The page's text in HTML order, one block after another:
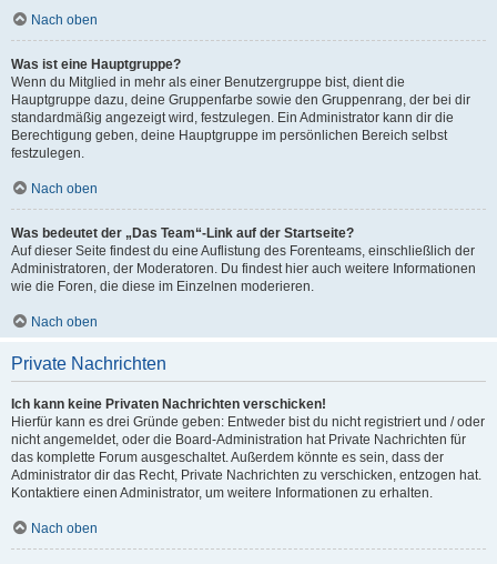
Nach oben
Was ist eine Hauptgruppe?
Wenn du Mitglied in mehr als einer Benutzergruppe bist, dient die
Hauptgruppe dazu, deine Gruppenfarbe sowie den Gruppenrang, der bei dir
standardmäßig angezeigt wird, festzulegen. Ein Administrator kann dir die
Berechtigung geben, deine Hauptgruppe im persönlichen Bereich selbst
festzulegen.
Nach oben
Was bedeutet der „Das Team“-Link auf der Startseite?
Auf dieser Seite findest du eine Auflistung des Forenteams, einschließlich der
Administratoren, der Moderatoren. Du findest hier auch weitere Informationen
wie die Foren, die diese im Einzelnen moderieren.
Nach oben
Private Nachrichten
Ich kann keine Privaten Nachrichten verschicken!
Hierfür kann es drei Gründe geben: Entweder bist du nicht registriert und / oder
nicht angemeldet, oder die Board-Administration hat Private Nachrichten für
das komplette Forum ausgeschaltet. Außerdem könnte es sein, dass der
Administrator dir das Recht, Private Nachrichten zu verschicken, entzogen hat.
Kontaktiere einen Administrator, um weitere Informationen zu erhalten.
Nach oben